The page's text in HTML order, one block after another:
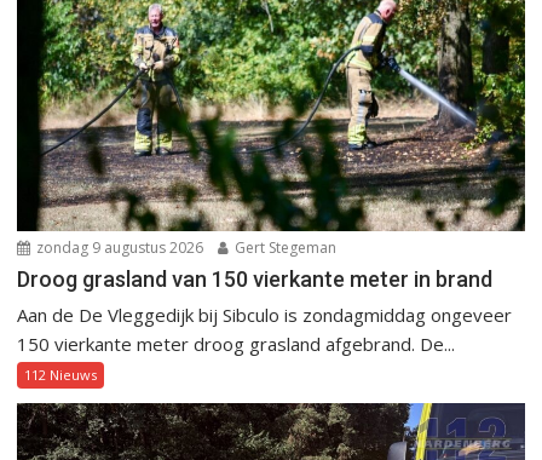
zondag 9 augustus 2026 Gert Stegeman
Droog grasland van 150 vierkante meter in brand
Aan de De Vleggedijk bij Sibculo is zondagmiddag ongeveer
150 vierkante meter droog grasland afgebrand. De...
112 Nieuws